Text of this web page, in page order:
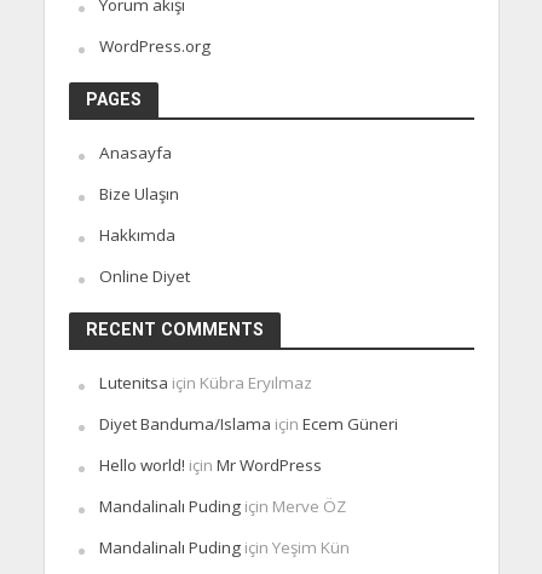
Yorum akışı
WordPress.org
PAGES
Anasayfa
Bize Ulaşın
Hakkımda
Online Diyet
RECENT COMMENTS
Lutenitsa için Kübra Eryılmaz
Diyet Banduma/Islama için Ecem Güneri
Hello world! için Mr WordPress
Mandalinalı Pudingiçin Merve ÖZ
Mandalinalı Pudingiçin Yeşim Kün